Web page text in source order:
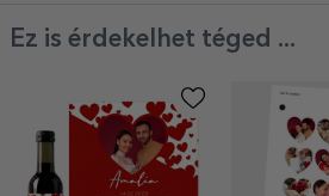
Ez is érdekelhet téged ...